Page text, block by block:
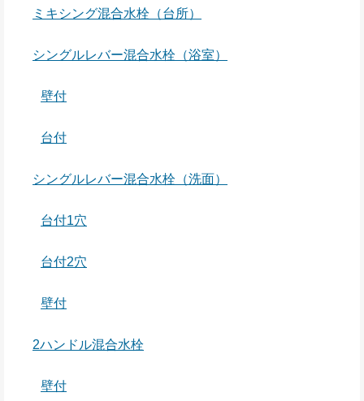
ミキシング混合水栓（台所）
シングルレバー混合水栓（浴室）
壁付
台付
シングルレバー混合水栓（洗面）
台付1穴
台付2穴
壁付
2ハンドル混合水栓
壁付